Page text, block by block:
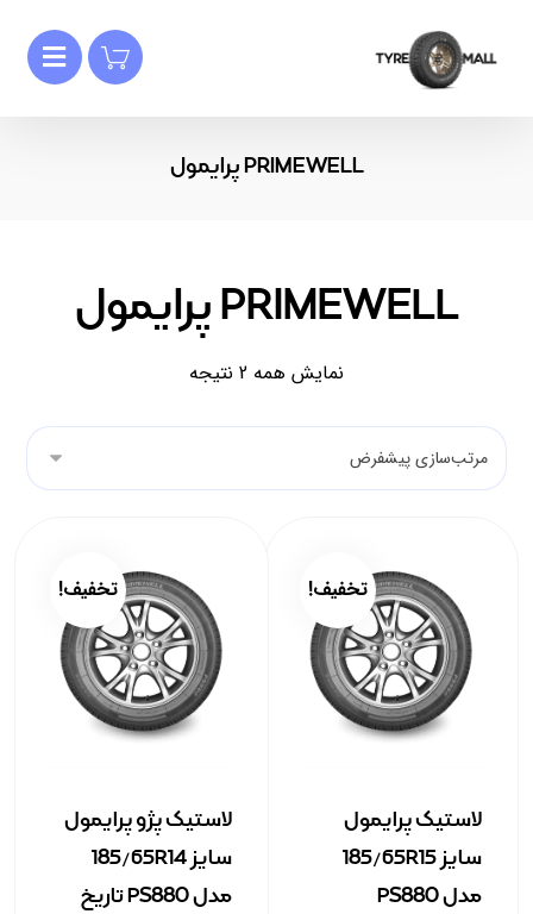
PRIMEWELL پرایمول
PRIMEWELL پرایمول
نمایش همه 2 نتیجه
لاستیک پرایمول
سایز 185/65R15
مدل PS880
تخفیف!
لاستیک پژو پرایمول
سایز 185/65R14
مدل PS880 تاریخ
تخفیف!